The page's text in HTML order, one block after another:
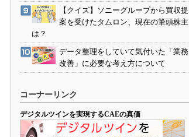
【クイズ】ソニーグループから買収提
案を受けたタムロン、現在の筆頭株主
は？
データ整理をしていて気付いた「業務
改善」に必要な考え方について
コーナーリンク
デジタルツインを実現するCAEの真価